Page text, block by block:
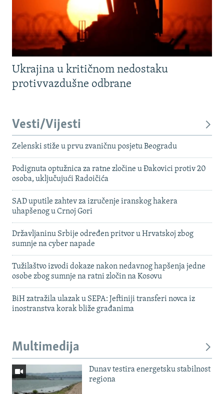
Ukrajina u kritičnom nedostaku
protivvazdušne odbrane
Vesti/Vijesti
Zelenski stiže u prvu zvaničnu posjetu Beogradu
Podignuta optužnica za ratne zločine u Đakovici protiv 20
osoba, uključujući Radoičića
SAD uputile zahtev za izručenje iranskog hakera
uhapšenog u Crnoj Gori
Državljaninu Srbije određen pritvor u Hrvatskoj zbog
sumnje na cyber napade
Tužilaštvo izvodi dokaze nakon nedavnog hapšenja jedne
osobe zbog sumnje na ratni zločin na Kosovu
BiH zatražila ulazak u SEPA: Jeftiniji transferi novca iz
inostranstva korak bliže građanima
Multimedija
Dunav testira energetsku stabilnost
regiona